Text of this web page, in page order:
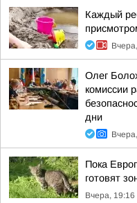
Каждый
Олег
комиссии
дни
Пока
готовят
Вчера, 19:16